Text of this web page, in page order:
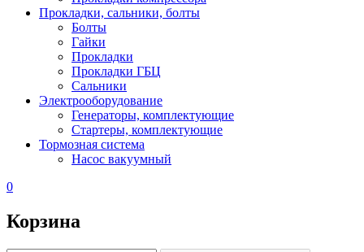
Прокладки, сальники, болты
Болты
Гайки
Прокладки
Прокладки ГБЦ
Сальники
Электрооборудование
Генераторы, комплектующие
Стартеры, комплектующие
Тормозная система
Насос вакуумный
0
Корзина